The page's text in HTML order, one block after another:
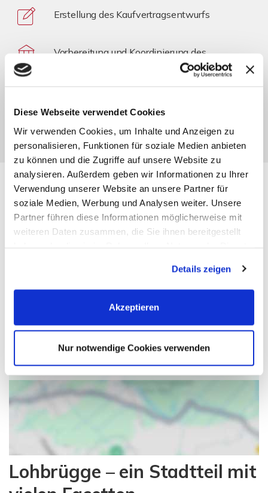
Diese Webseite verwendet Cookies
Wir verwenden Cookies, um Inhalte und Anzeigen zu
personalisieren, Funktionen für soziale Medien anbieten
zu können und die Zugriffe auf unsere Website zu
analysieren. Außerdem geben wir Informationen zu Ihrer
Verwendung unserer Website an unsere Partner für
soziale Medien, Werbung und Analysen weiter. Unsere
Partner führen diese Informationen möglicherweise mit
weiteren Daten zusammen, die Sie ihnen bereitgestellt
Cookies, wenn Sie unsere Webseite weiterhin nutzen.
Details zeigen
Akzeptieren
Nur notwendige Cookies verwenden
Erstellung des Kaufvertragsentwurfs
Vorbereitung und Koordinierung des
Ich bin damit einverstanden, dass mir Karten von
Google angezeigt werden. Es gelten die
Datenschutzbedingungen von Google
Ich bin einverstanden
Lohbrügge – ein Stadtteil mit